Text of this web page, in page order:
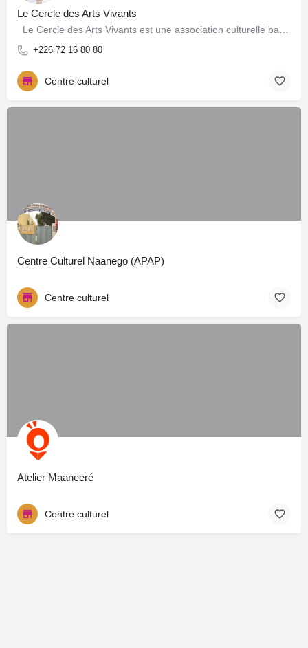
Le Cercle des Arts Vivants
+226 72 16 80 80
Centre culturel
Centre Culturel Naanego (APAP)
Centre culturel
Atelier Maaneeré
Centre culturel